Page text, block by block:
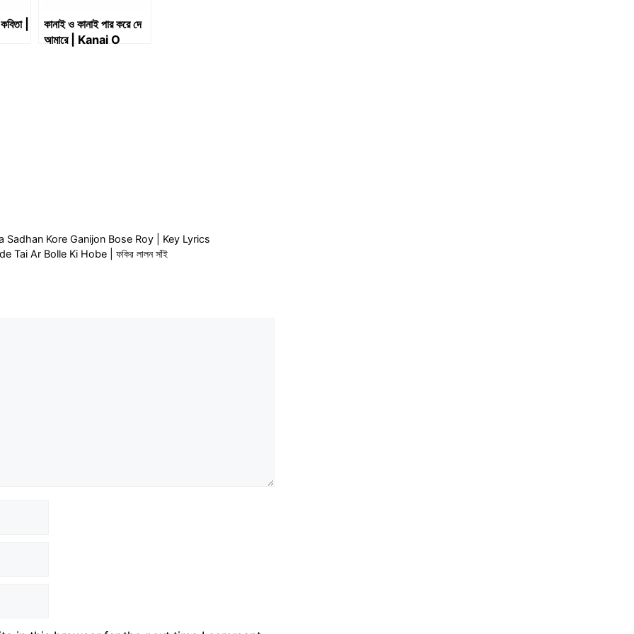
|
কানাই ও কানাই পার করে দে
আমারে | Kanai O
Sadhan Kore Ganijon Bose Roy | Key Lyrics
Tai Ar Bolle Ki Hobe | ফকির লালন সাঁই